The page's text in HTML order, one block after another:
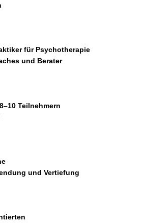
für Psychotherapie
und Berater
Teilnehmern
und Vertiefung